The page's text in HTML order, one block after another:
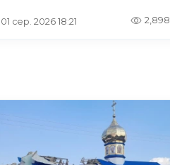
01 сер. 2026 18:21 2,898